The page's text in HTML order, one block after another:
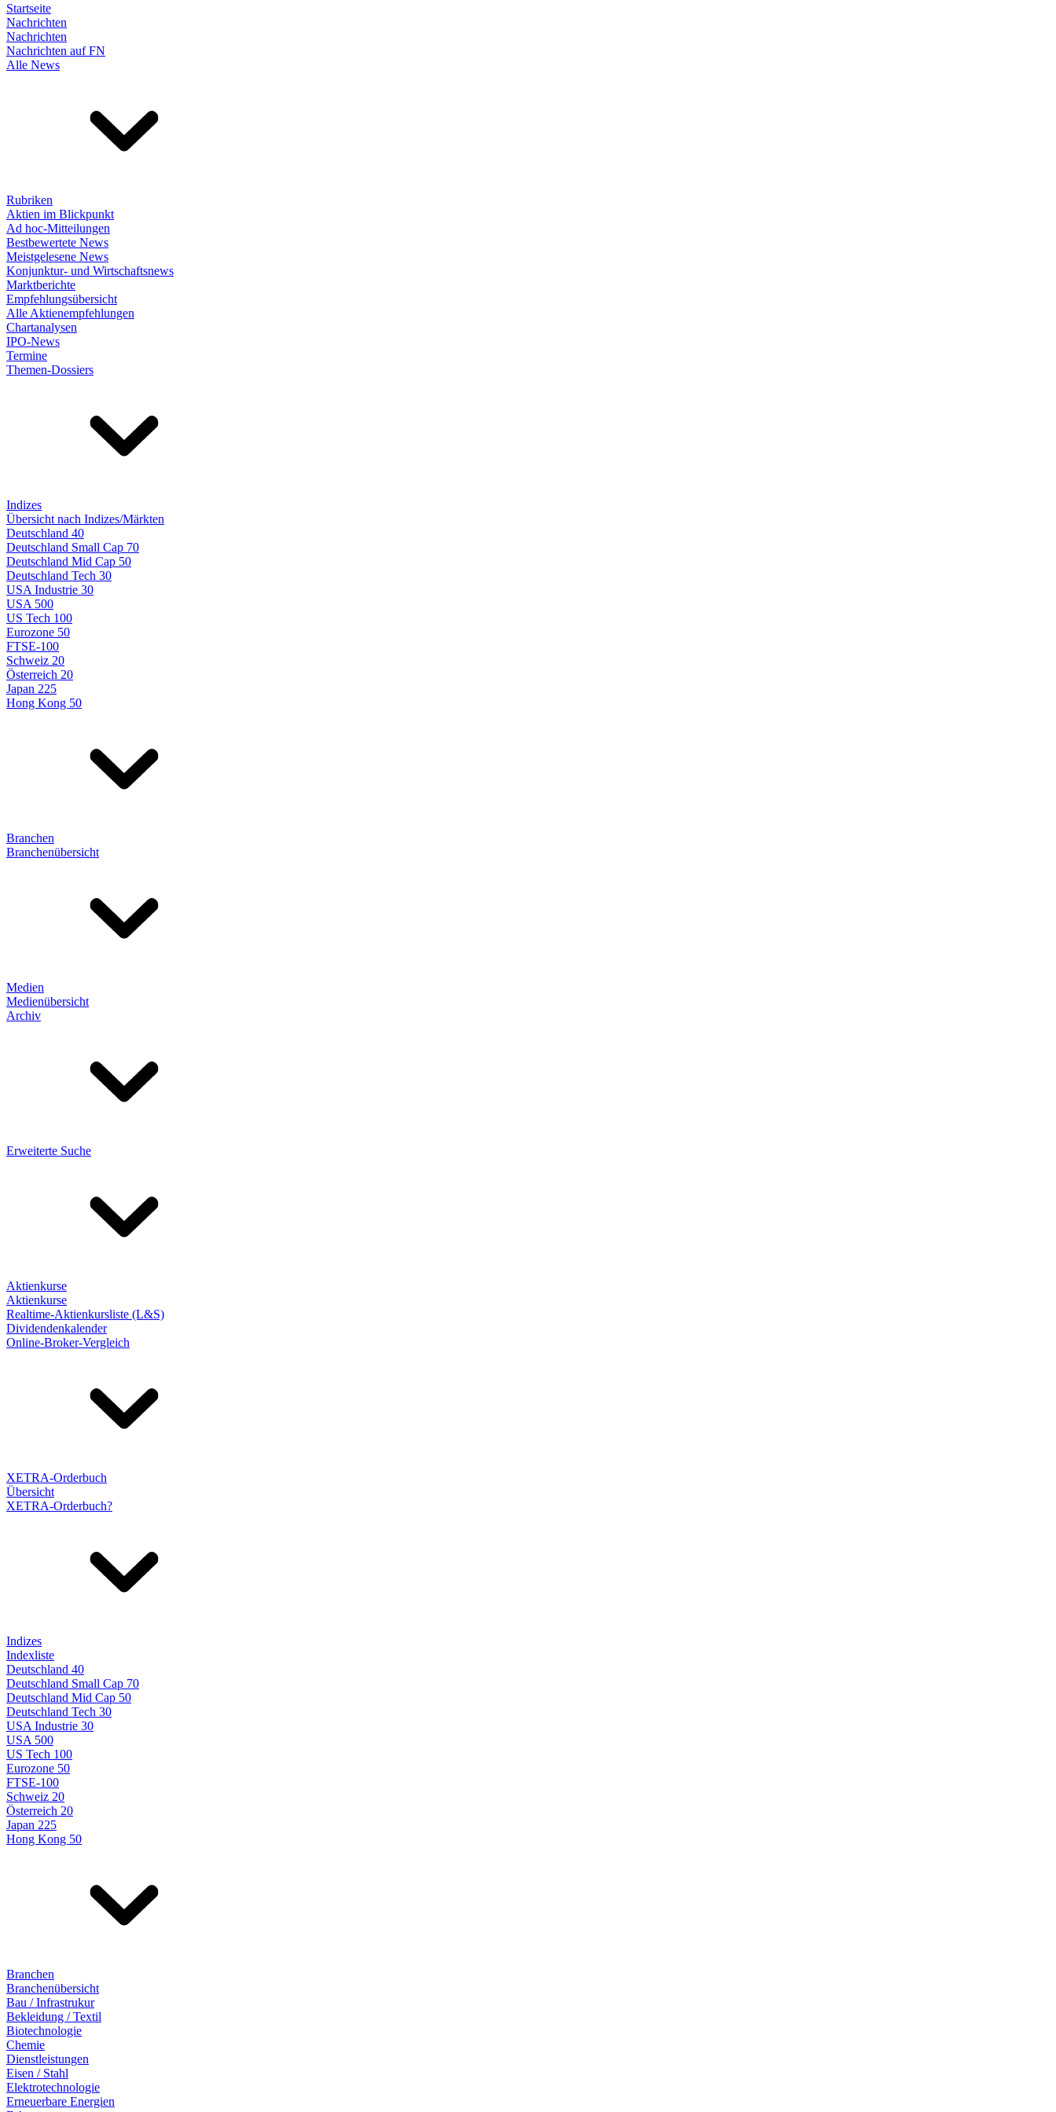
Startseite
Nachrichten
Nachrichten
Nachrichten auf FN
Alle News
Rubriken
Aktien im Blickpunkt
Ad hoc-Mitteilungen
Bestbewertete News
Meistgelesene News
Konjunktur- und Wirtschaftsnews
Marktberichte
Empfehlungsübersicht
Alle Aktienempfehlungen
Chartanalysen
IPO-News
Termine
Themen-Dossiers
Indizes
Übersicht nach Indizes/Märkten
Deutschland 40
Deutschland Small Cap 70
Deutschland Mid Cap 50
Deutschland Tech 30
USA Industrie 30
USA 500
US Tech 100
Eurozone 50
FTSE-100
Schweiz 20
Österreich 20
Japan 225
Hong Kong 50
Branchen
Branchenübersicht
Medien
Medienübersicht
Archiv
Erweiterte Suche
Aktienkurse
Aktienkurse
Realtime-Aktienkursliste (L&S)
Dividendenkalender
Online-Broker-Vergleich
XETRA-Orderbuch
Übersicht
XETRA-Orderbuch?
Indizes
Indexliste
Deutschland 40
Deutschland Small Cap 70
Deutschland Mid Cap 50
Deutschland Tech 30
USA Industrie 30
USA 500
US Tech 100
Eurozone 50
FTSE-100
Schweiz 20
Österreich 20
Japan 225
Hong Kong 50
Branchen
Branchenübersicht
Bau / Infrastrukur
Bekleidung / Textil
Biotechnologie
Chemie
Dienstleistungen
Eisen / Stahl
Elektrotechnologie
Erneuerbare Energien